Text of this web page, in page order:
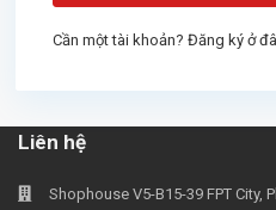
Cần một tài khoản? Đăng ký ở
Liên hệ
Shophouse V5-B15-39 FPT City,